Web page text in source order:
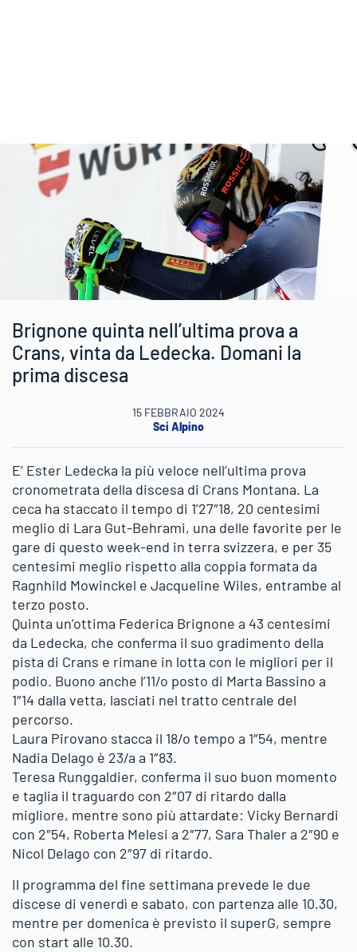
Brignone quinta nell’ultima prova a
Crans, vinta da Ledecka. Domani la
prima discesa
15 FEBBRAIO 2024
Sci Alpino
E’ Ester Ledecka la più veloce nell’ultima prova
cronometrata della discesa di Crans Montana. La
ceca ha staccato il tempo di 1’27″18, 20 centesimi
meglio di Lara Gut-Behrami, una delle favorite per le
gare di questo week-end in terra svizzera, e per 35
centesimi meglio rispetto alla coppia formata da
Ragnhild Mowinckel e Jacqueline Wiles, entrambe al
terzo posto.
Quinta un’ottima Federica Brignone a 43 centesimi
da Ledecka, che conferma il suo gradimento della
pista di Crans e rimane in lotta con le migliori per il
podio. Buono anche l’11/o posto di Marta Bassino a
1″14 dalla vetta, lasciati nel tratto centrale del
percorso.
Laura Pirovano stacca il 18/o tempo a 1″54, mentre
Nadia Delago è 23/a a 1″83.
Teresa Runggaldier, conferma il suo buon momento
e taglia il traguardo con 2″07 di ritardo dalla
migliore, mentre sono più attardate: Vicky Bernardi
con 2″54, Roberta Melesi a 2″77, Sara Thaler a 2″90 e
Nicol Delago con 2″97 di ritardo.
Il programma del fine settimana prevede le due
discese di venerdì e sabato, con partenza alle 10.30,
mentre per domenica è previsto il superG, sempre
con start alle 10.30.